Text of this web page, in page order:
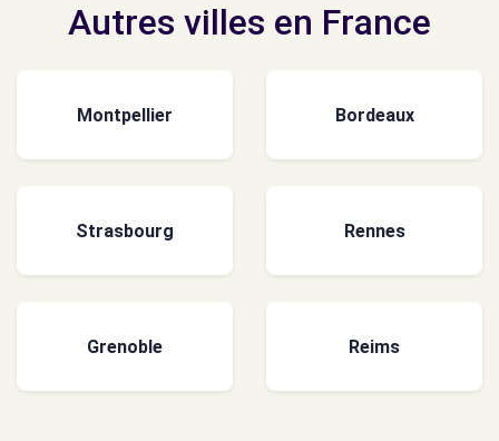
Autres villes en France
Montpellier Bordeaux
Strasbourg Rennes
Grenoble Reims